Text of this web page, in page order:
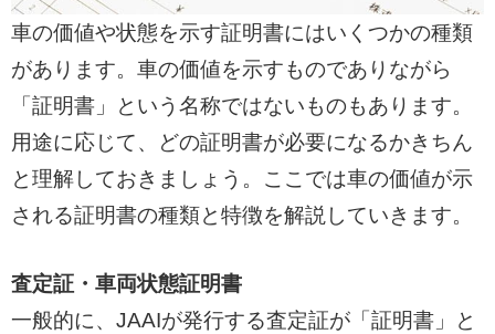
車の価値や状態を示す証明書にはいくつかの種類
があります。車の価値を示すものでありながら
「証明書」という名称ではないものもあります。
用途に応じて、どの証明書が必要になるかきちん
と理解しておきましょう。ここでは車の価値が示
される証明書の種類と特徴を解説していきます。
査定証・車両状態証明書
一般的に、JAAIが発行する査定証が「証明書」と